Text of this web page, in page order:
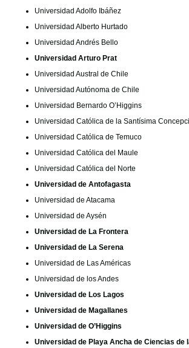
Universidad Adolfo Ibáñez
Universidad Alberto Hurtado
Universidad Andrés Bello
Universidad Arturo Prat
Universidad Austral de Chile
Universidad Autónoma de Chile
Universidad Bernardo O’Higgins
Universidad Católica de la Santísima
Universidad Católica de Temuco
Universidad Católica del Maule
Universidad Católica del Norte
Universidad de Antofagasta
Universidad de Atacama
Universidad de Aysén
Universidad de La Frontera
Universidad de La Serena
Universidad de Las Américas
Universidad de los Andes
Universidad de Los Lagos
Universidad de Magallanes
Universidad de O’Higgins
Universidad de Playa Ancha de Ciencias de